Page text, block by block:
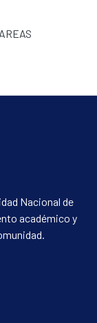
Nacional de
académico y